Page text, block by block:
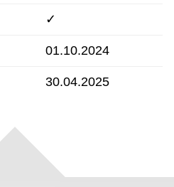
✓
01.10.2024
30.04.2025